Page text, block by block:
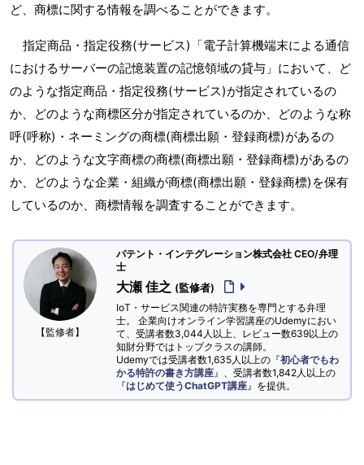
ど、商標に関する情報を調べることができます。
指定商品・指定役務(サービス)「電子計算機端末による通信
におけるサーバーの記憶装置の記憶領域の貸与」において、ど
のような指定商品・指定役務(サービス)が指定されているの
か、どのような商標区分が指定されているのか、どのような称
呼(呼称)・ネーミングの商標(商標出願・登録商標)があるの
か、どのような文字商標の商標(商標出願・登録商標)があるの
か、どのような企業・組織が商標(商標出願・登録商標)を保有
しているのか、商標情報を調査することができます。
【監修者】
パテント・インテグレーション株式会社 CEO/弁理
士
大瀬 佳之 (監修者)
IoT・サービス関連の特許実務を専門とする弁理
士。 企業向けオンライン学習講座のUdemyにおい
て、受講者数3,044人以上、レビュー数639以上の
知財分野ではトップクラスの講師。
Udemyでは受講者数1,635人以上の『初心者でもわ
かる特許の書き方講座 』、受講者数1,842人以上の
『はじめて使うChatGPT講座 』を提供。